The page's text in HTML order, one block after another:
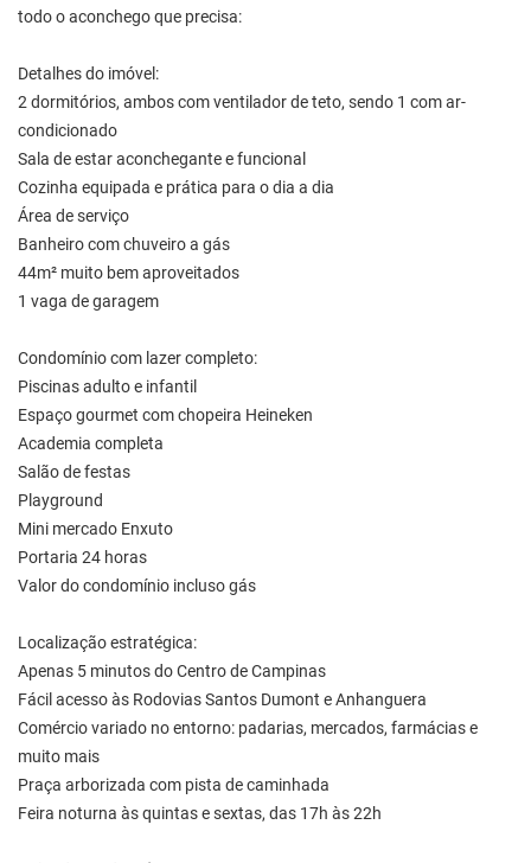
todo o aconchego que precisa:
Detalhes do imóvel:
2 dormitórios, ambos com ventilador de teto, sendo 1 com ar-
condicionado
Sala de estar aconchegante e funcional
Cozinha equipada e prática para o dia a dia
Área de serviço
Banheiro com chuveiro a gás
44m² muito bem aproveitados
1 vaga de garagem
Condomínio com lazer completo:
Piscinas adulto e infantil
Espaço gourmet com chopeira Heineken
Academia completa
Salão de festas
Playground
Mini mercado Enxuto
Portaria 24 horas
Valor do condomínio incluso gás
Localização estratégica:
Apenas 5 minutos do Centro de Campinas
Fácil acesso às Rodovias Santos Dumont e Anhanguera
Comércio variado no entorno: padarias, mercados, farmácias e
muito mais
Praça arborizada com pista de caminhada
Feira noturna às quintas e sextas, das 17h às 22h